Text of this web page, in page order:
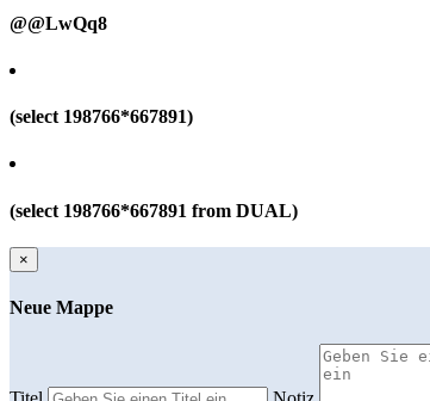
@@LwQq8
(select 198766*667891)
(select 198766*667891 from DUAL)
×
Neue Mappe